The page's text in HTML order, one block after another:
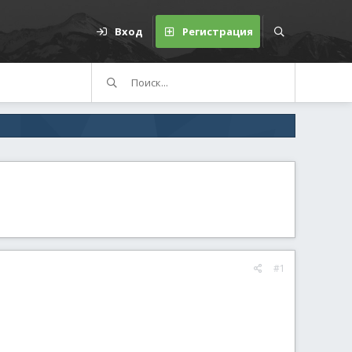
Вход Регистрация
#1